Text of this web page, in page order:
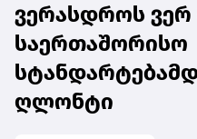
ვერასდროს ვერ
საერთაშორისო
ღლონტი